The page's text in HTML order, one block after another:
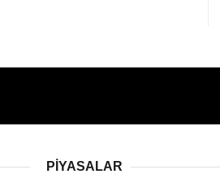
PIYASALAR